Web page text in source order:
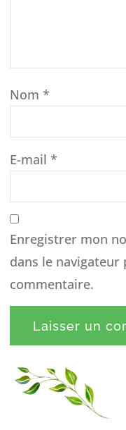
Nom *
E-mail *
Enregistrer mon
dans le
commentaire.